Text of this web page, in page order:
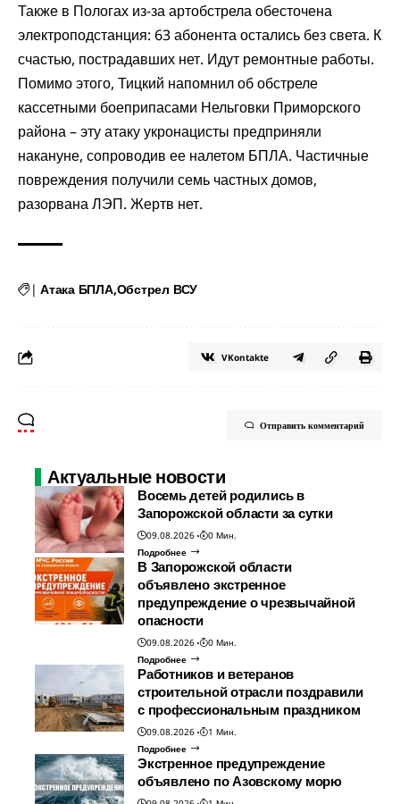
Также в Пологах из-за артобстрела обесточена
электроподстанция: 63 абонента остались без света. К
счастью, пострадавших нет. Идут ремонтные работы.
Помимо этого, Тицкий напомнил об обстреле
кассетными боеприпасами Нельговки Приморского
района – эту атаку укронацисты предприняли
накануне, сопроводив ее налетом БПЛА. Частичные
повреждения получили семь частных домов,
разорвана ЛЭП. Жертв нет.
| Атака БПЛА Обстрел ВСУ
VKontakte
Отправить комментарий
Актуальные новости
Восемь детей родились в
Запорожской области за сутки
09.08.2026
0 Мин.
Подробнее
В Запорожской области
объявлено экстренное
предупреждение о чрезвычайной
опасности
09.08.2026
0 Мин.
Подробнее
Работников и ветеранов
строительной отрасли поздравили
с профессиональным праздником
09.08.2026
1 Мин.
Подробнее
Экстренное предупреждение
объявлено по Азовскому морю